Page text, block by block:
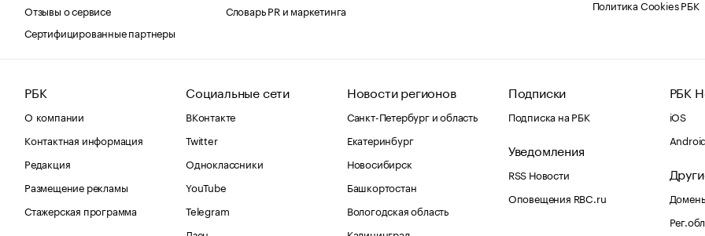
Отзывы о сервисе
Сертифицированные партнеры
Словарь PR и маркетинга
Политика Cookies РБК
РБК
О компании
Контактная информация
Редакция
Размещение рекламы
Стажерская программа
Социальные сети
ВКонтакте
Twitter
Одноклассники
YouTube
Telegram
Новости регионов
Санкт-Петербург и область
Екатеринбург
Новосибирск
Башкортостан
Вологодская область
Подписки
Подписка на РБК
Уведомления
RSS Новости
Оповещения RBC.ru
РБК
iOS